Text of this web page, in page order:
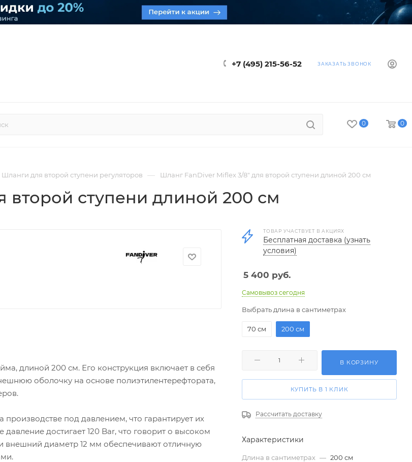
+7 (495) 215-56-52 ЗАКАЗАТЬ ЗВОНОК
0 0
Шланги для второй ступени регуляторов — Шланг FanDiver Miflex 3/8" для второй ступени длиной 200 см
второй ступени длиной 200 см
длиной 200 см. Его конструкция включает в себя
оболочку на основе полиэтилентерефтората,
под давлением, что гарантирует их
достигает 120 Bar, что говорит о высоком
внешний диаметр 12 мм обеспечивают отличную
ТОВАР УЧАСТВУЕТ В АКЦИЯХ
Бесплатная доставка (узнать
условия)
5 400 руб.
Самовывоз сегодня
Выбрать длина в сантиметрах
70 см 200 см
В КОРЗИНУ
КУПИТЬ В 1 КЛИК
Рассчитать доставку
Характеристики
Длина в сантиметрах — 200 см